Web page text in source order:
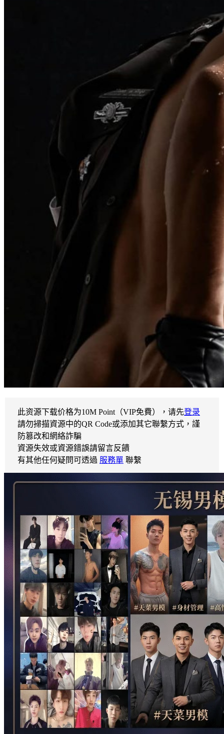
此资源下载价格为10M Point（VIP免費），请先登录
請勿掃描資源中的QR Code或添加其它聯繫方式，謹
防篡改和網絡詐騙
資源失效或資源錯誤請留言反饋
有其他任何疑問可透過 服務單 聯繫